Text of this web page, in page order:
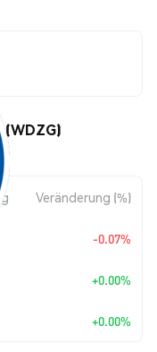
Veränderung (%)
-0.07%
+0.00%
+0.00%